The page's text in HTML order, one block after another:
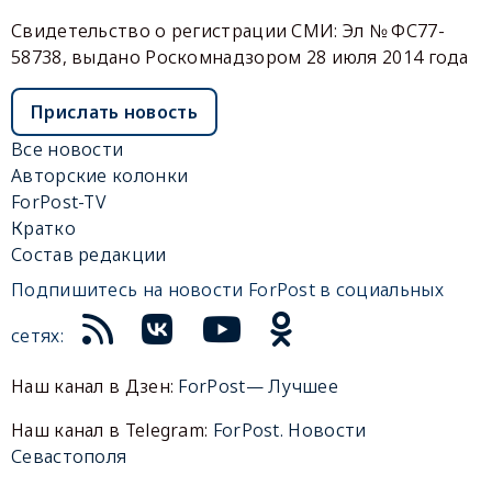
Свидетельство о регистрации СМИ: Эл № ФС77-
58738, выдано Роскомнадзором 28 июля 2014 года
Прислать новость
Все новости
Авторские колонки
ForPost-TV
Кратко
Состав редакции
Подпишитесь на новости ForPost в социальных
сетях:
Наш канал в Дзен: ForPost— Лучшее
Наш канал в Telegram: ForPost. Новости
Севастополя